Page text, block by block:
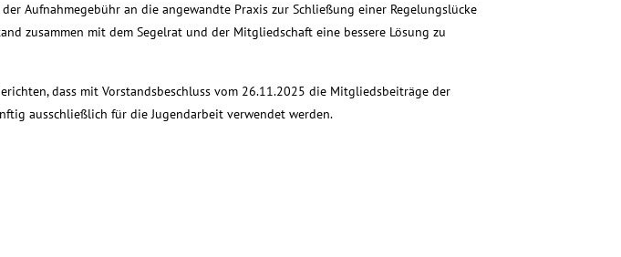
Aufnahmegebühr an die angewandte Praxis zur Schließung einer Regelungslücke
zusammen mit dem Segelrat und der Mitgliedschaft eine bessere Lösung zu
dass mit Vorstandsbeschluss vom 26.11.2025 die Mitgliedsbeiträge der
ausschließlich für die Jugendarbeit verwendet werden.